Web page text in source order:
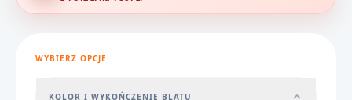
WYBIERZ OPCJE
KOLOR I WYKOŃCZENIE BLATU